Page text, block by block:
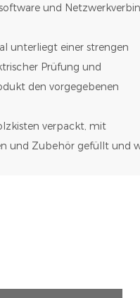
und
unterliegt einer strengen
Prüfung und
den vorgegebenen
verpackt, mit
und Zubehör gefüllt und